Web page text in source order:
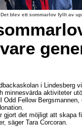
Det blev ett sommarlov fyllt av
i Lindesberg
minnesvärda aktiviteter
Fellow Bergsmannen,
gjort det möjligt att skapa
säger Tara Corcoran.